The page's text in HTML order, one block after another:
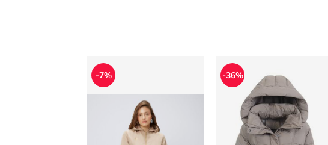
Kurtka damska Umbro
-7%
Kurtka damska jesienna
-36%